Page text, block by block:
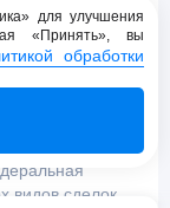
видов сделок
для улучшения
«Принять», вы
обработки